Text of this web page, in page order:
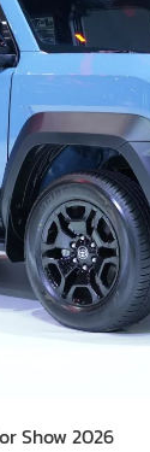
Show 2026